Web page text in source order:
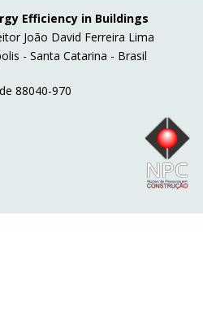
Efficiency in Buildings
João David Ferreira Lima
- Santa Catarina - Brasil
88040-970